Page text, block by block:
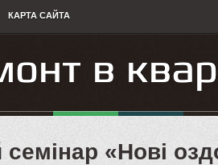
КАРТА САЙТА
семінар «Нові